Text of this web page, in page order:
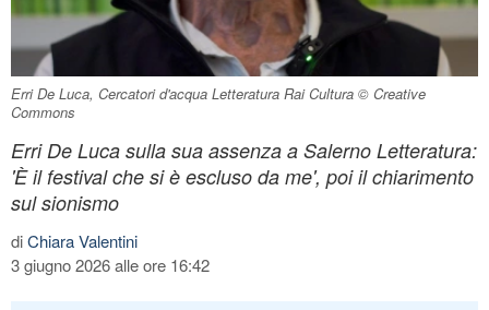
Erri De Luca, Cercatori d'acqua Letteratura Rai Cultura © Creative
Commons
Erri De Luca sulla sua assenza a Salerno Letteratura:
'È il festival che si è escluso da me', poi il chiarimento
sul sionismo
diChiara Valentini
3 giugno 2026 alle ore 16:42